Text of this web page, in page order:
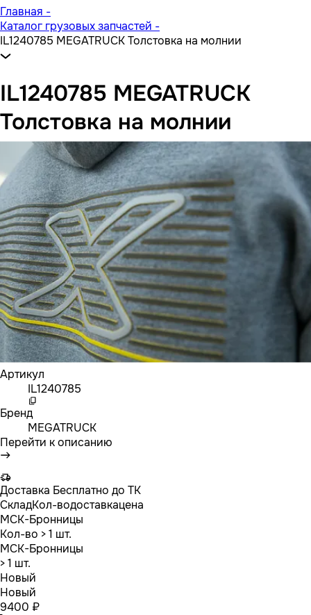
Главная -
Каталог грузовых запчастей -
IL1240785 MEGATRUCK Толстовка на молнии
IL1240785 MEGATRUCK
Толстовка на молнии
Артикул
IL1240785
Бренд
MEGATRUCK
Перейти к описанию
Доставка Бесплатно до ТК
СкладКол-водоставкацена
МСК-Бронницы
Кол-во > 1 шт.
МСК-Бронницы
> 1 шт.
Новый
Новый
9400 ₽